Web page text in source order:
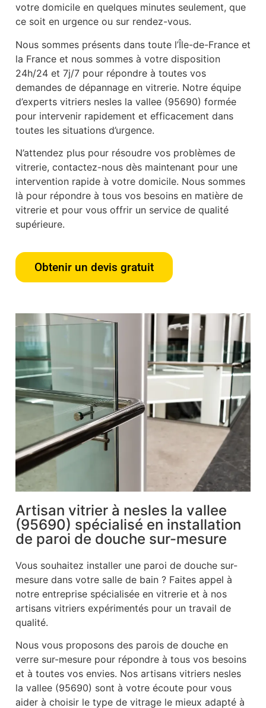
votre domicile en quelques minutes seulement, que
ce soit en urgence ou sur rendez-vous.
Nous sommes présents dans toute l’Île-de-France et
la France et nous sommes à votre disposition
24h/24 et 7j/7 pour répondre à toutes vos
demandes de dépannage en vitrerie. Notre équipe
d’experts vitriers nesles la vallee (95690) formée
pour intervenir rapidement et efficacement dans
toutes les situations d’urgence.
N’attendez plus pour résoudre vos problèmes de
vitrerie, contactez-nous dès maintenant pour une
intervention rapide à votre domicile. Nous sommes
là pour répondre à tous vos besoins en matière de
vitrerie et pour vous offrir un service de qualité
supérieure.
Obtenir un devis gratuit
Artisan vitrier à nesles la vallee
(95690) spécialisé en installation
de paroi de douche sur-mesure
Vous souhaitez installer une paroi de douche sur-
mesure dans votre salle de bain ? Faites appel à
notre entreprise spécialisée en vitrerie et à nos
artisans vitriers expérimentés pour un travail de
qualité.
Nous vous proposons des parois de douche en
verre sur-mesure pour répondre à tous vos besoins
et à toutes vos envies. Nos artisans vitriers nesles
la vallee (95690) sont à votre écoute pour vous
aider à choisir le type de vitrage le mieux adapté à